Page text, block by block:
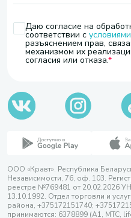
Даю согласие на
соответствии с
разъяснением прав,
механизмом их
согласия или отказа.
ООО «Кравт». Республика
Независимости, 76, оф. 103.
реестре №769481 от 20.02.2026
13.10.1992. Отдел торговли и
района, +375172151740;
принимаются: 6378899 (А1, МТС,